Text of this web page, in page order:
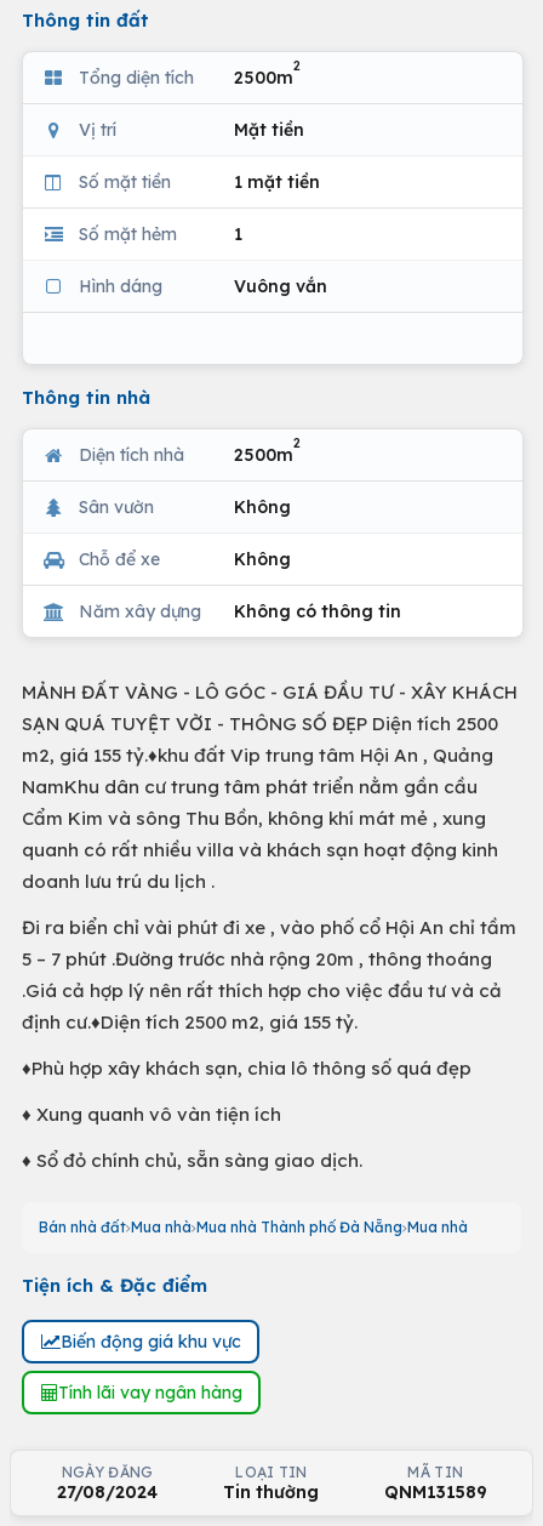
Thông tin đất
Tổng diện tích 2500m
2
Vị trí Mặt tiền
Số mặt tiền 1 mặt tiền
Số mặt hẻm 1
Hình dáng Vuông vắn
Thông tin nhà
Diện tích nhà 2500m
2
Sân vườn Không
Chỗ để xe Không
Năm xây dựng Không có thông tin
MẢNH ĐẤT VÀNG - LÔ GÓC - GIÁ ĐẦU TƯ - XÂY KHÁCH
SẠN QUÁ TUYỆT VỜI - THÔNG SỐ ĐẸP Diện tích 2500
m2, giá 155 tỷ.♦️khu đất Vip trung tâm Hội An , Quảng
NamKhu dân cư trung tâm phát triển nằm gần cầu
Cẩm Kim và sông Thu Bồn, không khí mát mẻ , xung
quanh có rất nhiều villa và khách sạn hoạt động kinh
doanh lưu trú du lịch .
Đi ra biển chỉ vài phút đi xe , vào phố cổ Hội An chỉ tầm
5 – 7 phút .Đường trước nhà rộng 20m , thông thoáng
.Giá cả hợp lý nên rất thích hợp cho việc đầu tư và cả
định cư.♦️Diện tích 2500 m2, giá 155 tỷ.
♦️Phù hợp xây khách sạn, chia lô thông số quá đẹp
♦️ Xung quanh vô vàn tiện ích
♦️ Sổ đỏ chính chủ, sẵn sàng giao dịch.
Bán nhà đất Mua nhà Mua nhà Thành phố Đà Nẵng Mua nhà
Tiện ích & Đặc điểm
Biến động giá khu vực
Tính lãi vay ngân hàng
NGÀY ĐĂNG
27/08/2024
LOẠI TIN
Tin thường
MÃ TIN
QNM131589